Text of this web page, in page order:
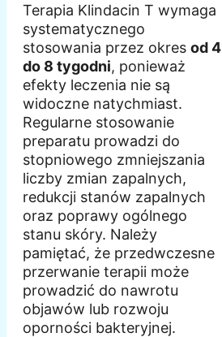
Terapia Klindacin T wymaga
systematycznego
stosowania przez okres od 4
do 8 tygodni, ponieważ
efekty leczenia nie są
widoczne natychmiast.
Regularne stosowanie
preparatu prowadzi do
stopniowego zmniejszania
liczby zmian zapalnych,
redukcji stanów zapalnych
oraz poprawy ogólnego
stanu skóry. Należy
pamiętać, że przedwczesne
przerwanie terapii może
prowadzić do nawrotu
objawów lub rozwoju
oporności bakteryjnej.